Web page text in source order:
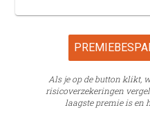
Als je op de button klikt,
risico­verzekeringen
laagste premie is en